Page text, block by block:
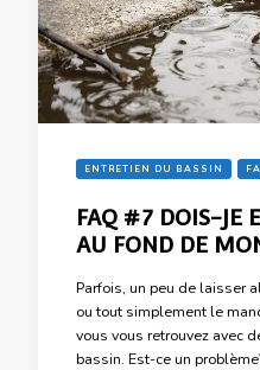
ENTRETIEN DU BASSIN
FAQ #7 DOIS-JE
AU FOND DE
Parfois, un peu de laisser
ou tout simplement le
vous vous retrouvez avec
bassin. Est-ce un